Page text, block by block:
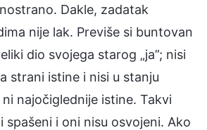
Dakle, zadatak
nije lak. Previše si buntovan
dio svojega starog „ja”; nisi
strani istine i nisi u stanju
najočiglednije istine. Takvi
spašeni i oni nisu osvojeni. Ako